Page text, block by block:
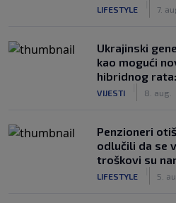
LIFESTYLE 7.
Ukrajinski
kao mogući
hibridnog
VIJESTI 8. aug.
Penzioneri
odlučili da se
troškovi su
LIFESTYLE 5.